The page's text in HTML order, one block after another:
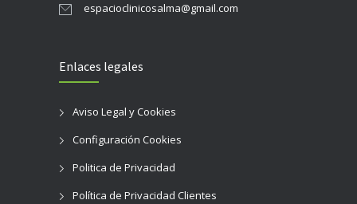
espacioclinicosalma@gmail.com
Enlaces legales
Aviso Legal y Cookies
Configuración Cookies
Politica de Privacidad
Política de Privacidad Clientes